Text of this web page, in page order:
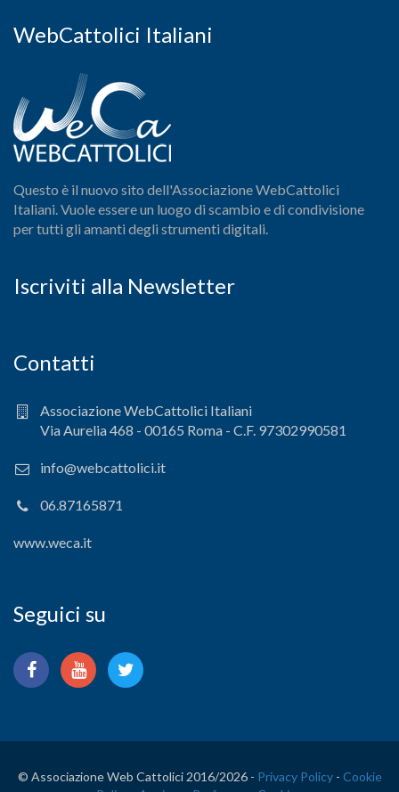
WebCattolici Italiani
Questo è il nuovo sito dell'Associazione WebCattolici
Italiani. Vuole essere un luogo di scambio e di condivisione
per tutti gli amanti degli strumenti digitali.
Iscriviti alla Newsletter
Contatti
Associazione WebCattolici Italiani
Via Aurelia 468 - 00165 Roma - C.F. 97302990581
info@webcattolici.it
06.87165871
www.weca.it
Seguici su
© Associazione Web Cattolici 2016/2026 - Privacy Policy- Cookie